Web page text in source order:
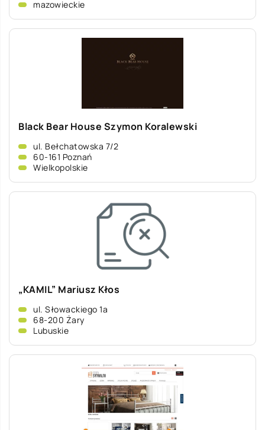
mazowieckie
Black Bear House Szymon Koralewski
ul. Bełchatowska 7/2
60-161 Poznań
Wielkopolskie
„KAMIL” Mariusz Kłos
ul. Słowackiego 1a
68-200 Żary
Lubuskie